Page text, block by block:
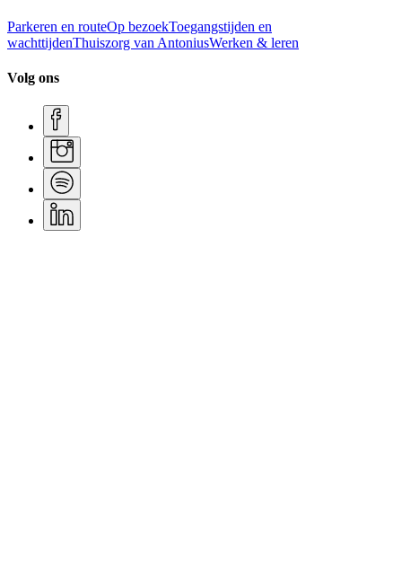
Parkeren en routeOp bezoekToegangstijden en
wachttijdenThuiszorg van AntoniusWerken & leren
Volg ons